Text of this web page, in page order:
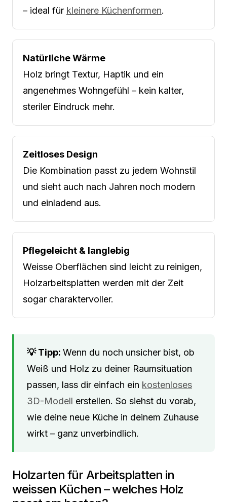
– ideal für kleinere Küchenformen.
Natürliche Wärme
Holz bringt Textur, Haptik und ein
angenehmes Wohngefühl – kein kalter,
steriler Eindruck mehr.
Zeitloses Design
Die Kombination passt zu jedem Wohnstil
und sieht auch nach Jahren noch modern
und einladend aus.
Pflegeleicht & langlebig
Weisse Oberflächen sind leicht zu reinigen,
Holzarbeitsplatten werden mit der Zeit
sogar charaktervoller.
Wenn du noch unsicher bist, ob
Weiß und Holz zu deiner Raumsituation
passen, lass dir einfach ein kostenloses
3D-Modell erstellen. So siehst du vorab,
wie deine neue Küche in deinem Zuhause
wirkt – ganz unverbindlich.
Holzarten für Arbeitsplatten in
weissen Küchen – welches Holz